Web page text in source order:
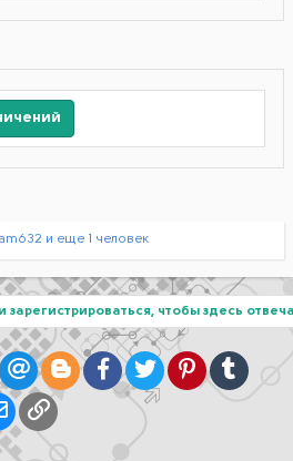
и еще 1 человек
чтобы здесь
Mail.ruBloggerFacebook
TwitterPinterestTumblr
Электронная почта
Ссылка